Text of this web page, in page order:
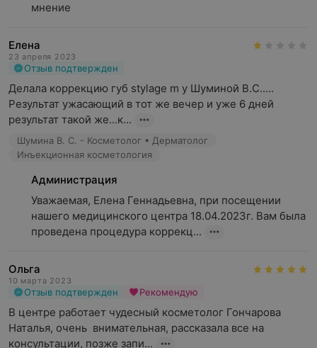
мнение
Елена
23 апреля 2023
Отзыв подтвержден
Делала коррекцию губ stylage m у Шуминой В.С.....
Результат ужасающий в тот же вечер и уже 6 дней
результат такой же...к...
Шумина В. С. - Косметолог • Дерматолог
Инъекционная косметология
Администрация
Уважаемая, Елена Геннадьевна, при посещении
нашего медицинского центра 18.04.2023г. Вам была
проведена процедура коррекц...
Ольга
10 марта 2023
Отзыв подтвержден Рекомендую
В центре работает чудесный косметолог Гончарова
Наталья, очень  внимательная, рассказала все на
консультации, позже запи...